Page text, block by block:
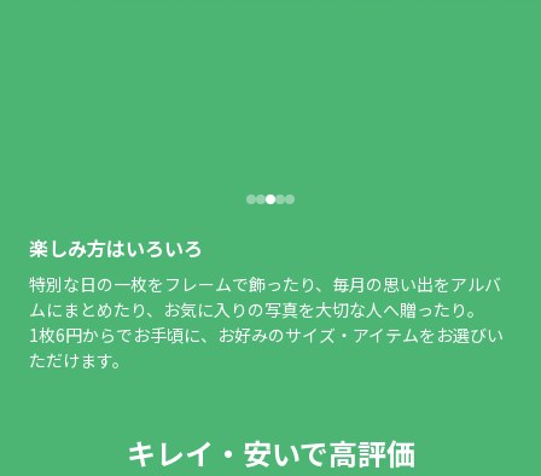
楽しみ方はいろいろ
特別な日の一枚をフレームで飾ったり、毎月の思い出をアルバ
ムにまとめたり、お気に入りの写真を大切な人へ贈ったり。
1枚6円からでお手頃に、お好みのサイズ・アイテムをお選びい
ただけます。
キレイ・安いで高評価